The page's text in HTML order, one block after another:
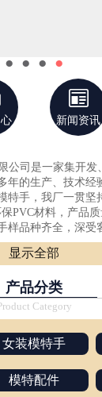
● ● ● ●

新闻资讯
公司是一家集开发
年的生产、技术经
特手，我厂一贯坚
PVC材料，产品
样品种齐全，深受
滑整洁！
：女装模特手 C
显示全部
产品分类
Category
女装模特手
模特配件